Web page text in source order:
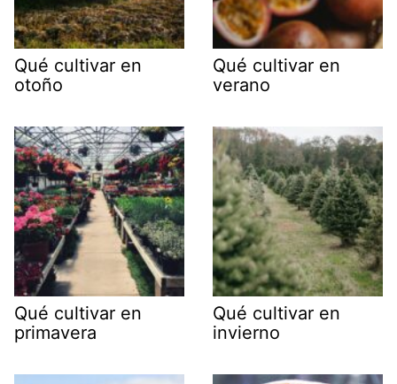
Qué cultivar en
otoño
Qué cultivar en
verano
Qué cultivar en
primavera
Qué cultivar en
invierno